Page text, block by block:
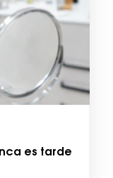
es tarde